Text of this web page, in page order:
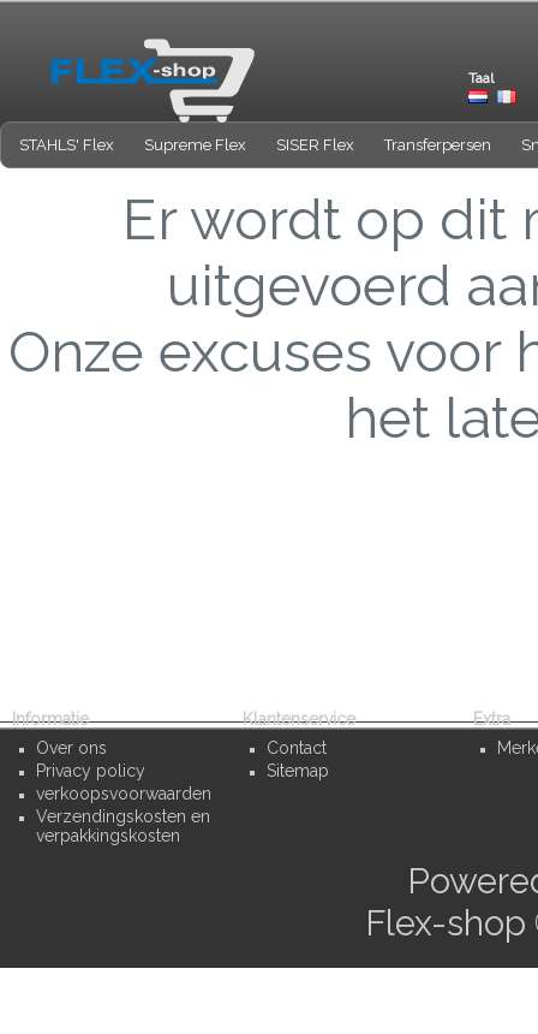
Taal
STAHLS' Flex Supreme Flex SISER Flex Transferpersen
Er wordt op dit
uitgevoerd
Onze excuses voor
het
Informatie
Over ons
Privacy policy
verkoopsvoorwaarden
Verzendingskosten en
verpakkingskosten
Klantenservice
Contact
Sitemap
Extra
Flex-